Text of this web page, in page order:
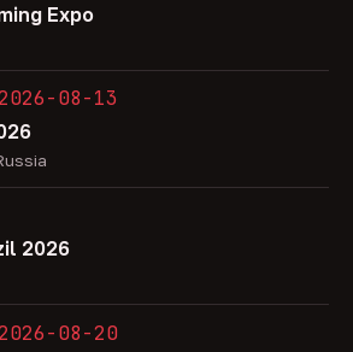
Expo
08-13
2026
08-20